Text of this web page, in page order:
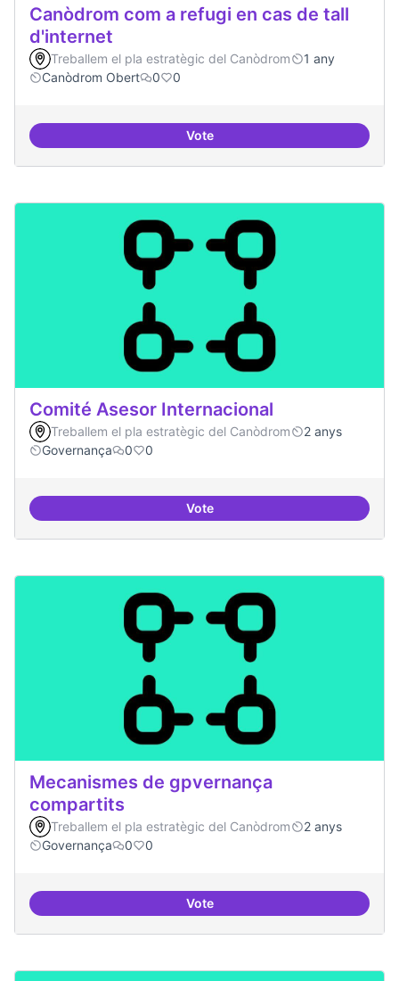
Canòdrom com a refugi en cas de tall
d'internet
Treballem el pla estratègic del Canòdrom
1 any
Canòdrom Obert
0 0
VoteCanòdrom com a refugi en cas
Comité Asesor Internacional
Treballem el pla estratègic del Canòdrom
2 anys
Governança
0 0
VoteComité Asesor Internacional
Mecanismes de gpvernança
compartits
Treballem el pla estratègic del Canòdrom
2 anys
Governança
0 0
VoteMecanismes de gpvernança